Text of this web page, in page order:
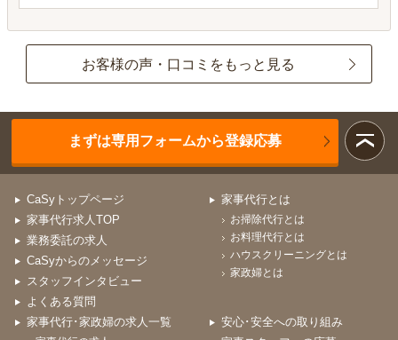
お客様の声・口コミをもっと見る
まずは専用フォームから登録応募
CaSyトップページ
家事代行求人TOP
業務委託の求人
CaSyからのメッセージ
スタッフインタビュー
よくある質問
家事代行とは
お掃除代行とは
お料理代行とは
ハウスクリーニングとは
家政婦とは
家事代行･家政婦の求人一覧
安心･安全への取り組み